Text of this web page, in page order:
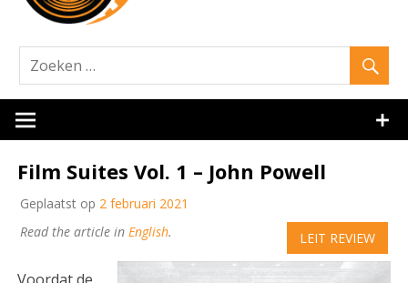
Film Suites Vol. 1 – John Powell
Geplaatst op 2 februari 2021
Read the article in English. LEIT REVIEW